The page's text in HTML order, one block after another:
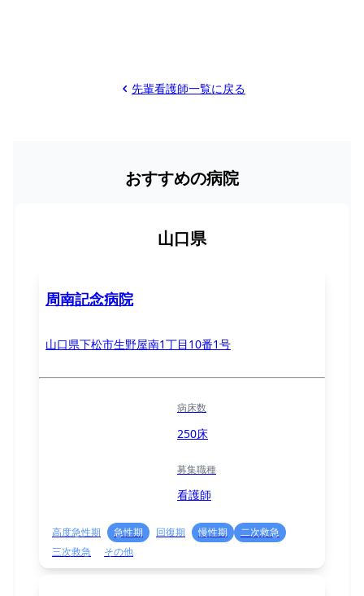
先輩看護師一覧に戻る
おすすめの病院
山口県
周南記念病院
山口県下松市生野屋南1丁目10番1号
病床数
250床
募集職種
看護師
高度急性期 急性期 回復期 慢性期
二次救急
三次救急
その他